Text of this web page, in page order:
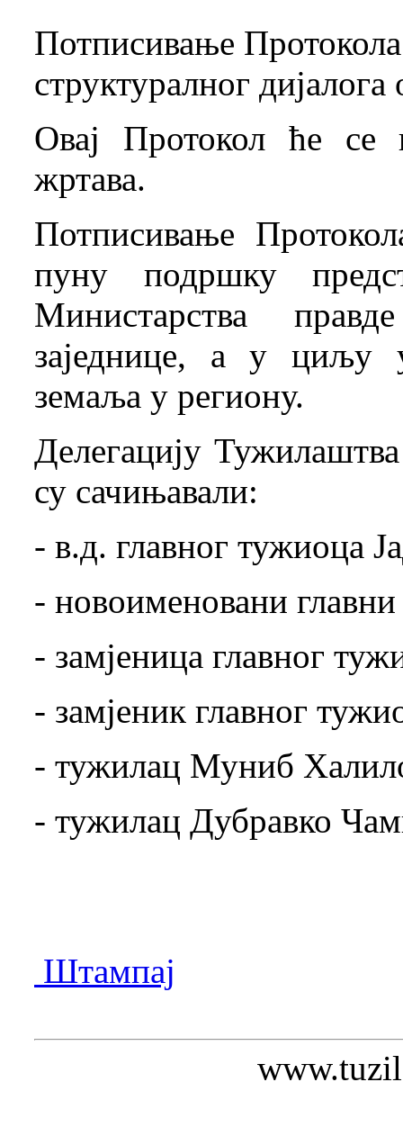
Потписивање
структуралног
Овај Протокол ће се
жртава.
Потписивање
пуну подршку
Министарства
заједнице, а у циљу
земаља у региону.
Делегацију
су сачињавали:
- в.д. главног тужиоца
- новоименовани
- замјеница главног
- замјеник главног
- тужилац Муниб
- тужилац Дубравко
Штампај